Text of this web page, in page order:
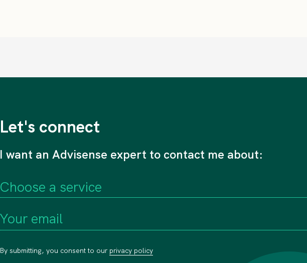
Let's connect
I want an Advisense expert to contact me about:
By submitting, you consent to our privacy policy